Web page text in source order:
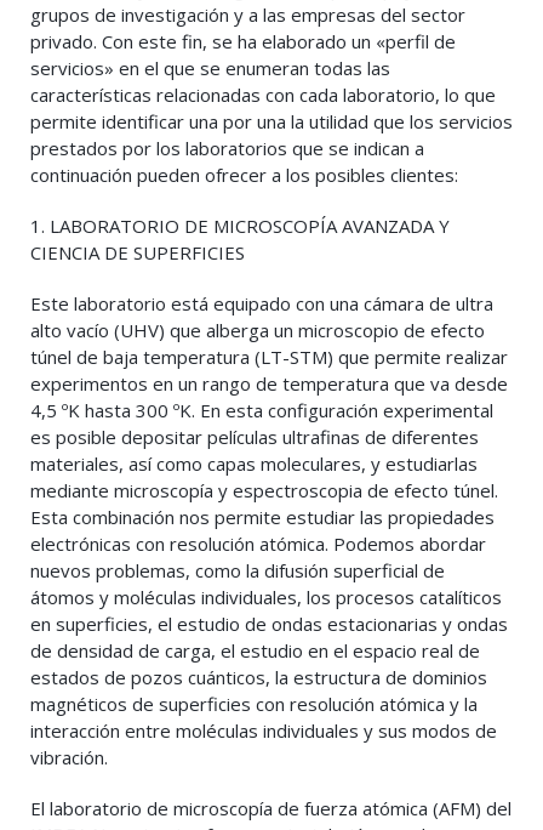
grupos de investigación y a las empresas del sector
privado. Con este fin, se ha elaborado un «perfil de
servicios» en el que se enumeran todas las
características relacionadas con cada laboratorio, lo que
permite identificar una por una la utilidad que los servicios
prestados por los laboratorios que se indican a
continuación pueden ofrecer a los posibles clientes:
1. LABORATORIO DE MICROSCOPÍA AVANZADA Y
CIENCIA DE SUPERFICIES
Este laboratorio está equipado con una cámara de ultra
alto vacío (UHV) que alberga un microscopio de efecto
túnel de baja temperatura (LT-STM) que permite realizar
experimentos en un rango de temperatura que va desde
4,5 ºK hasta 300 ºK. En esta configuración experimental
es posible depositar películas ultrafinas de diferentes
materiales, así como capas moleculares, y estudiarlas
mediante microscopía y espectroscopia de efecto túnel.
Esta combinación nos permite estudiar las propiedades
electrónicas con resolución atómica. Podemos abordar
nuevos problemas, como la difusión superficial de
átomos y moléculas individuales, los procesos catalíticos
en superficies, el estudio de ondas estacionarias y ondas
de densidad de carga, el estudio en el espacio real de
estados de pozos cuánticos, la estructura de dominios
magnéticos de superficies con resolución atómica y la
interacción entre moléculas individuales y sus modos de
vibración.
El laboratorio de microscopía de fuerza atómica (AFM) del